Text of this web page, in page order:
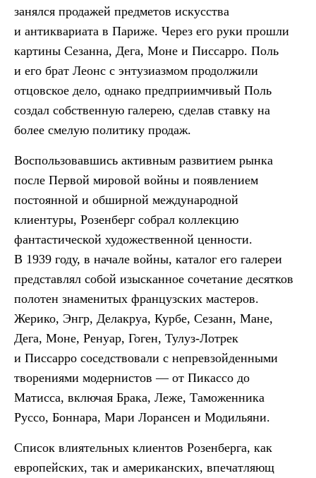
занялся продажей предметов искусства
и антиквариата в Париже. Через его руки прошли
картины Сезанна, Дега, Моне и Писсарро. Поль
и его брат Леонс с энтузиазмом продолжили
отцовское дело, однако предприимчивый Поль
создал собственную галерею, сделав ставку на
более смелую политику продаж.
Воспользовавшись активным развитием рынка
после Первой мировой войны и появлением
постоянной и обширной международной
клиентуры, Розенберг собрал коллекцию
фантастической художественной ценности.
В 1939 году, в начале войны, каталог его галереи
представлял собой изысканное сочетание десятков
полотен знаменитых французских мастеров.
Жерико, Энгр, Делакруа, Курбе, Сезанн, Мане,
Дега, Моне, Ренуар, Гоген, Тулуз-Лотрек
и Писсарро соседствовали с непревзойденными
творениями модернистов — от Пикассо до
Матисса, включая Брака, Леже, Таможенника
Руссо, Боннара, Мари Лорансен и Модильяни.
Список влиятельных клиентов Розенберга, как
европейских, так и американских, впечатляющ